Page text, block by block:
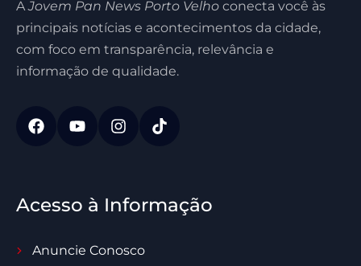
AJovem Pan News Porto Velho conecta você às
principais notícias e acontecimentos da cidade,
com foco em transparência, relevância e
informação de qualidade.
Acesso à Informação
Anuncie Conosco